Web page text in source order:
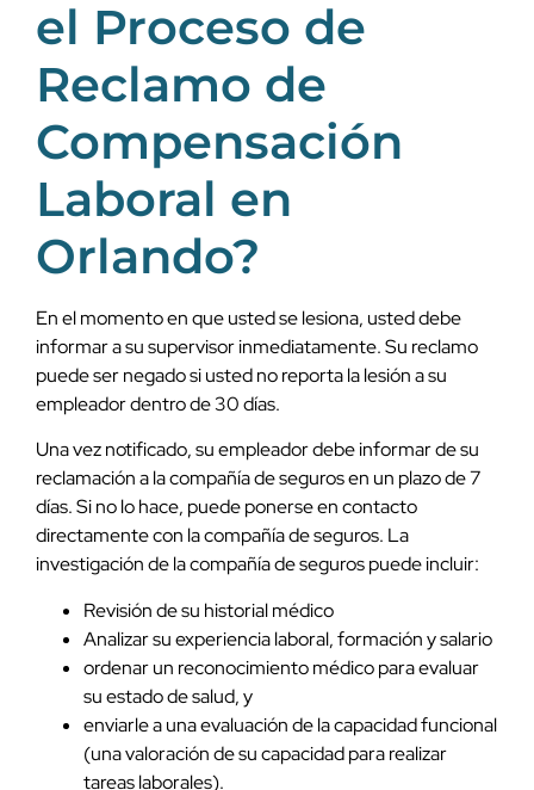
el Proceso de
Reclamo de
Compensación
Laboral en
Orlando?
En el momento en que usted se lesiona, usted debe
informar a su supervisor inmediatamente. Su reclamo
puede ser negado si usted no reporta la lesión a su
empleador dentro de 30 días.
Una vez notificado, su empleador debe informar de su
reclamación a la compañía de seguros en un plazo de 7
días. Si no lo hace, puede ponerse en contacto
directamente con la compañía de seguros. La
investigación de la compañía de seguros puede incluir:
Revisión de su historial médico
Analizar su experiencia laboral, formación y salario
ordenar un reconocimiento médico para evaluar
su estado de salud, y
enviarle a una evaluación de la capacidad funcional
(una valoración de su capacidad para realizar
tareas laborales).